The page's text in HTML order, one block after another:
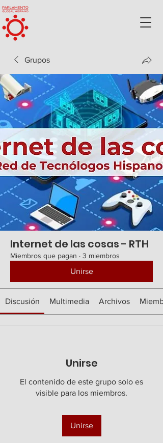
Grupos
Internet de las cosas - RTH
Miembros que pagan · 3 miembros
Unirse
Discusión Multimedia Archivos
Unirse
El contenido de este grupo solo es
visible para los miembros.
Unirse